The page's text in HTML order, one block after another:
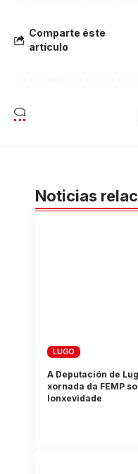
Comparte éste
artículo
Noticias
LUGO
A Deputación de
xornada da FEMP
lonxevidade